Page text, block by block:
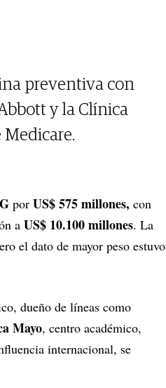
preventiva con
y la Clínica
Medicare.
por US$ 575 millones, con
a US$ 10.100 millones. La
el dato de mayor peso estuvo
dueño de líneas como
Mayo, centro académico,
internacional, se